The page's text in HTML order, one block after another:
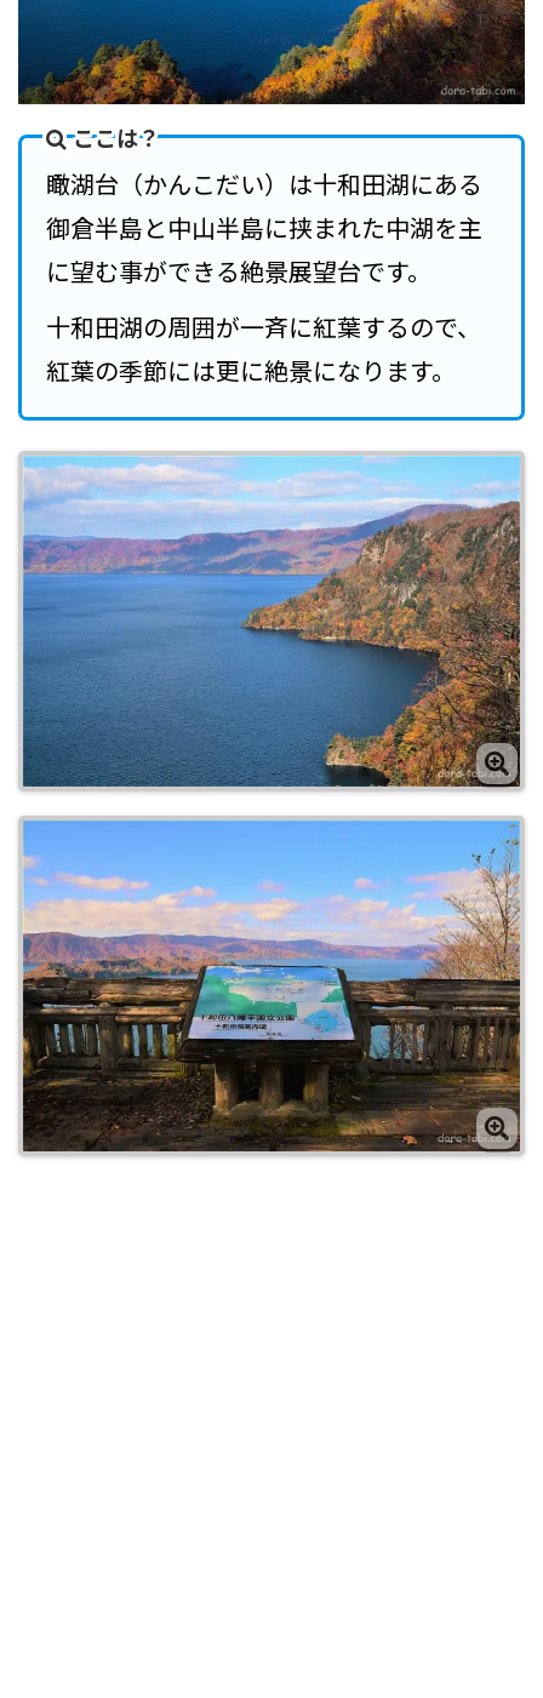
ここは？
瞰湖台（かんこだい）は十和田湖にある
御倉半島と中山半島に挟まれた中湖を主
に望む事ができる絶景展望台です。
十和田湖の周囲が一斉に紅葉するので、
紅葉の季節には更に絶景になります。